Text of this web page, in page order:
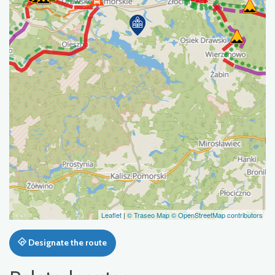
Leaflet | © Traseo Map© OpenStreetMap contributors
Designate the route